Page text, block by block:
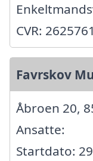
CVR:
Favrskov
Åbroen 20,
Ansatte:
Startdato: